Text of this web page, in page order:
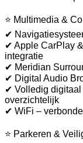
⭐ Multimedia &
✔
✔ Apple CarPlay
integratie
✔ Meridian
✔ Digital Audio
✔ Volledig digitaal
overzichtelijk
✔ WiFi –
⭐ Parkeren &